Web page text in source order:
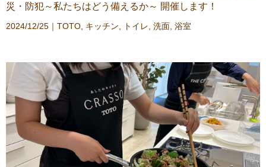
災・防犯～私たちはどう備えるか～ 開催します！
2024/12/25｜ TOTO キッチン トイレ 洗面 浴室